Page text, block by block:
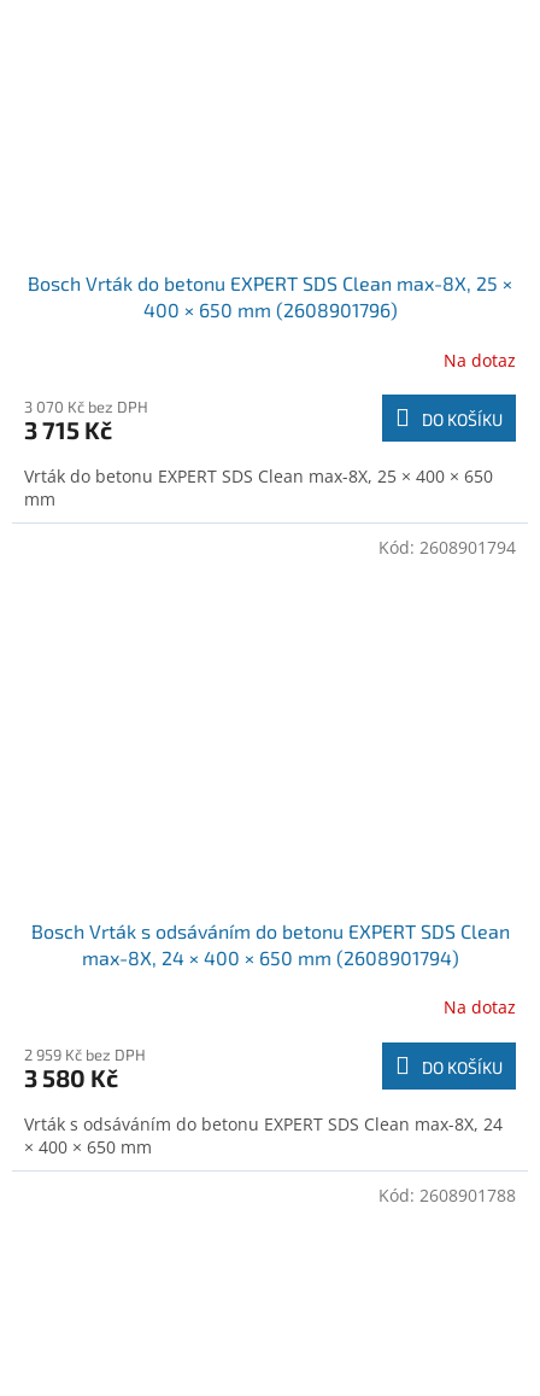
Bosch Vrták do betonu EXPERT SDS Clean max-8X, 25 ×
400 × 650 mm (2608901796)
Na dotaz
3 070 Kč bez DPH
3 715 Kč DO KOŠÍKU
Vrták do betonu EXPERT SDS Clean max-8X, 25 × 400 × 650
mm
Bosch Vrták s odsáváním do betonu EXPERT SDS Clean
max-8X, 24 × 400 × 650 mm (2608901794)
Na dotaz
2 959 Kč bez DPH
3 580 Kč DO KOŠÍKU
Vrták s odsáváním do betonu EXPERT SDS Clean max-8X, 24
× 400 × 650 mm
Kód: 2608901794
Kód: 2608901788